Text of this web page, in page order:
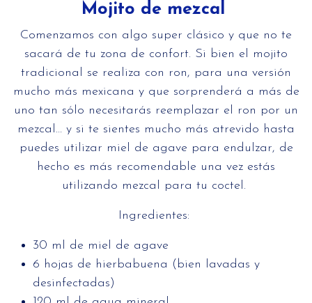
Mojito de mezcal
Comenzamos con algo super clásico y que no te
sacará de tu zona de confort. Si bien el mojito
tradicional se realiza con ron, para una versión
mucho más mexicana y que sorprenderá a más de
uno tan sólo necesitarás reemplazar el ron por un
mezcal… y si te sientes mucho más atrevido hasta
puedes utilizar miel de agave para endulzar, de
hecho es más recomendable una vez estás
utilizando mezcal para tu coctel.
Ingredientes:
30 ml de miel de agave
6 hojas de hierbabuena (bien lavadas y
desinfectadas)